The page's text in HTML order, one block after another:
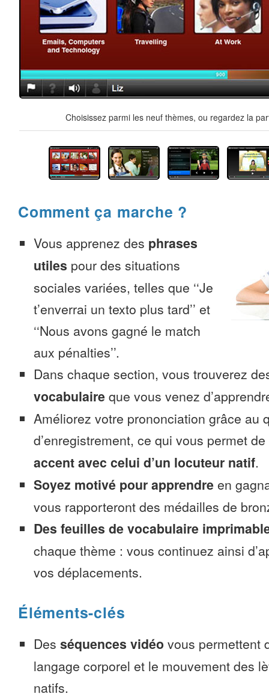
Choisissez parmi les neuf thèmes, ou regardez la
Comment ça marche ?
Vous apprenez des phrases
utiles pour des situations
sociales variées, telles que ‘‘Je
t’enverrai un texto plus tard’’ et
‘‘Nous avons gagné le match
aux pénalties’’.
Dans chaque section, vous trouverez
vocabulaire que vous venez
Améliorez votre prononciation grâce au
d’enregistrement, ce qui vous permet de
accent avec celui d’un locuteur natif.
Soyez motivé pour apprendre en
vous rapporteront des médailles de
Des feuilles de vocabulaire
chaque thème : vous continuez ainsi
vos déplacements.
Éléments-clés
Des séquences vidéo vous permettent
langage corporel et le mouvement des
natifs.